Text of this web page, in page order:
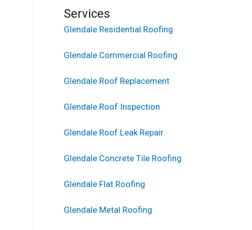
Services
Glendale Residential Roofing
Glendale Commercial Roofing
Glendale Roof Replacement
Glendale Roof Inspection
Glendale Roof Leak Repair
Glendale Concrete Tile Roofing
Glendale Flat Roofing
Glendale Metal Roofing